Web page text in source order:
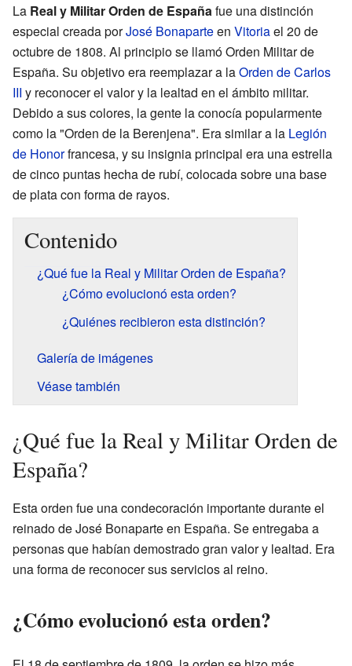
La Real y Militar Orden de Españafue una distinción
especial creada porJosé Bonaparteen Vitoriael 20 de
octubre de 1808. Al principio se llamó Orden Militar de
España. Su objetivo era reemplazar a laOrden de Carlos
III y reconocer el valor y la lealtad en el ámbito militar.
Debido a sus colores, la gente la conocía popularmente
como la "Orden de la Berenjena". Era similar a la Legión
de Honorfrancesa, y su insignia principal era una estrella
de cinco puntas hecha de rubí, colocada sobre una base
de plata con forma de rayos.
Contenido
¿Qué fue la Real y Militar Orden de España?
¿Cómo evolucionó esta orden?
¿Quiénes recibieron esta distinción?
Galería de imágenes
Véase también
¿Qué fue la Real y Militar Orden de
España?
Esta orden fue una condecoración importante durante el
reinado de José Bonaparte en España. Se entregaba a
personas que habían demostrado gran valor y lealtad. Era
una forma de reconocer sus servicios al reino.
¿Cómo evolucionó esta orden?